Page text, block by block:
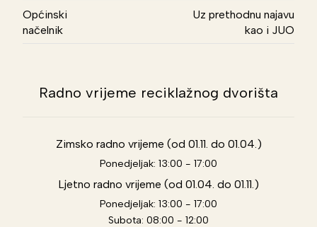
Općinski
načelnik
Uz prethodnu najavu
kao i JUO
Radno vrijeme reciklažnog dvorišta
Zimsko radno vrijeme (od 01.11. do 01.04.)
Ponedjeljak: 13:00 - 17:00
Ljetno radno vrijeme (od 01.04. do 01.11.)
Ponedjeljak: 13:00 - 17:00
Subota: 08:00 - 12:00